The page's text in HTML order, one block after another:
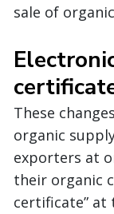
sale of
These
organic
exporters at
their organic
certificate”